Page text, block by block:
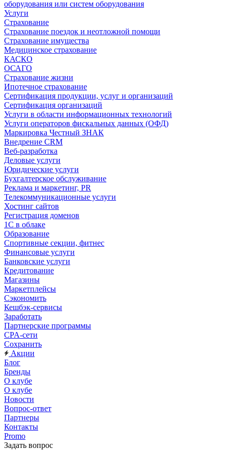
оборудования или систем оборудования
Услуги
Страхование
Страхование поездок и неотложной помощи
Страхование имущества
Медицинское страхование
КАСКО
ОСАГО
Страхование жизни
Ипотечное страхование
Сертификация продукции, услуг и организаций
Сертификация организаций
Услуги в области информационных технологий
Услуги операторов фискальных данных (ОФД)
Маркировка Честный ЗНАК
Внедрение CRM
Веб-разработка
Деловые услуги
Юридические услуги
Бухгалтерское обслуживание
Реклама и маркетинг, PR
Телекоммуникационные услуги
Хостинг сайтов
Регистрация доменов
1С в облаке
Образование
Спортивные секции, фитнес
Финансовые услуги
Банковские услуги
Кредитование
Магазины
Маркетплейсы
Сэкономить
Кешбэк-сервисы
Заработать
Партнерские программы
CPA-сети
Сохранить
Акции
Блог
Бренды
О клубе
О клубе
Новости
Вопрос-ответ
Партнеры
Контакты
Promo
Задать вопрос